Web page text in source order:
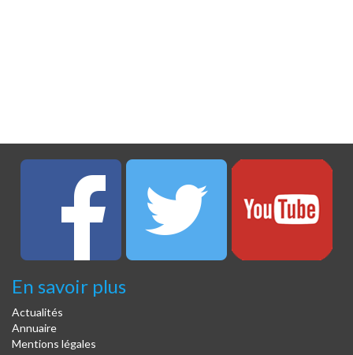
En savoir plus
Actualités
Annuaire
Mentions légales